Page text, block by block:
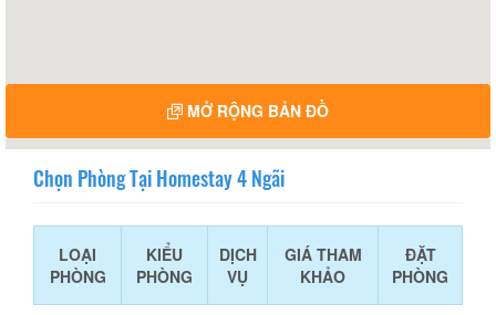
MỞ RỘNG BẢN ĐỒ
Chọn Phòng Tại Homestay 4 Ngãi
LOẠI
PHÒNG
KIỂU
PHÒNG
DỊCH
VỤ
GIÁ THAM
KHẢO
ĐẶT
PHÒNG